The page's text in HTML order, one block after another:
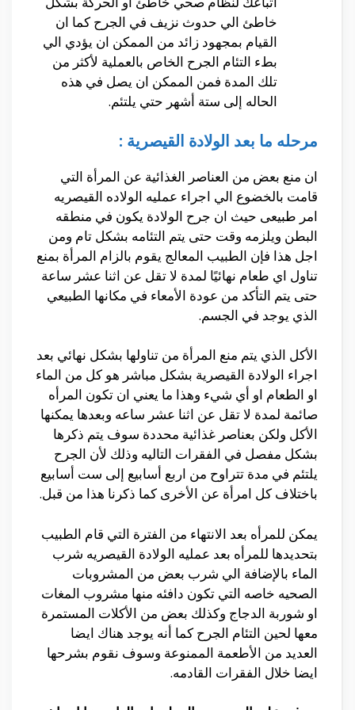
خاطئ الي حدوث نزيف في الجرح كما ان
القيام بمجهود زائد من الممكن ان يؤدي الي
بطء التئام الجرح الخاص بالعملية لأكثر من
تلك المدة فمن الممكن ان يصل في هذه
الحاله إلى ستة أشهر حتي يلتئم.
مرحله ما بعد الولادة القيصرية :
ان منع بعض من العناصر الغذائية عن المرأة التي
قامت بالخضوع الي اجراء عمليه الولاده القيصريه
امر طبيعى حيث ان جرح الولادة يكون في منطقه
البطن ويلزمه وقت حتى يتم التئامه بشكل تام ومن
اجل هذا فإن الطبيب المعالج يقوم بالزام المرأة بمنع
تناول اي طعام نهائيًا لمدة لا تقل عن اثنا عشر ساعة
حتى يتم التأكد من عودة الأمعاء في مكانها الطبيعي
الذي يوجد في الجسم.
الأكل الذي يتم منع المرأة من تناولها بشكل نهائي بعد
اجراء الولادة القيصرية بشكل مباشر هو كل من الماء
او الطعام او أي شيء وهذا ما يعني ان تكون المرأه
صائمة لمدة لا تقل عن اثنا عشر ساعه وبعدها يمكنها
الأكل ولكن بعناصر غذائية محددة سوف يتم ذكرها
بشكل مفصل في الفقرات التاليه وذلك لأن الجرح
يلتئم في مدة تتراوح من اربع أسابيع إلى ست أسابيع
باختلاف كل امرأة عن الأخرى كما ذكرنا هذا من قبل.
يمكن للمرأه بعد الانتهاء من الفترة التي قام الطبيب
بتحديدها للمرأه بعد عمليه الولادة القيصريه شرب
الماء بالإضافة الي شرب بعض من المشروبات
الصحيه خاصه التي تكون دافئه منها مشروب المغات
او شوربة الدجاج وكذلك بعض من الأكلات المستمرة
معها لحين التئام الجرح كما أنه يوجد هناك ايضا
العديد من الأطعمة الممنوعة وسوف نقوم بشرحها
ايضا خلال الفقرات القادمه.